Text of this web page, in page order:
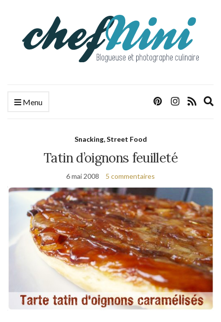
Menu
Snacking, Street Food
Tatin d’oignons feuilleté
6 mai 2008 5 commentaires